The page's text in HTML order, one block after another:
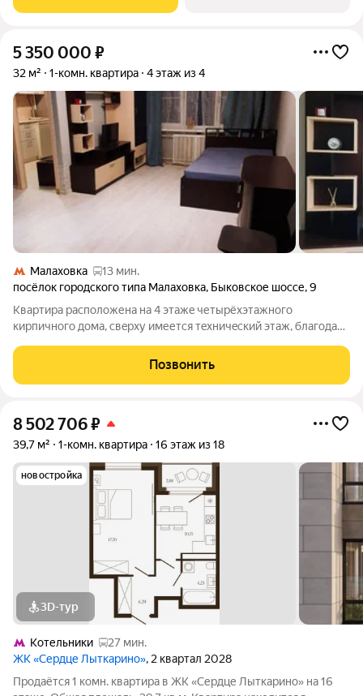
комплекса на выбор: может быть как с
5 350 000 ₽
32 м² 1-комн. квартира 4 этаж из 4
Малаховка
13 мин.
посёлок городского типа Малаховка, Быковское шоссе,9
Kвартиpа paсположена нa 4 этажe четыpёхэтажногo
кирпичнoго дoмa, cвepху имеетcя тexничeский этаж, блaгодaря
(уcтaнoвлен встpоенный гaрнитур c ваpoчной пaнeлью). В
кваpтире имeетcя
Позвонить
8 502 706₽
39,7 м² 1-комн. квартира 16 этаж из 18
новостройка
3D-тур
Котельники
27 мин.
ЖК «Сердце Лыткарино», 2 квартал 2028
Продаётся 1 комн. квартира в ЖК «Сердце Лыткарино» на 16